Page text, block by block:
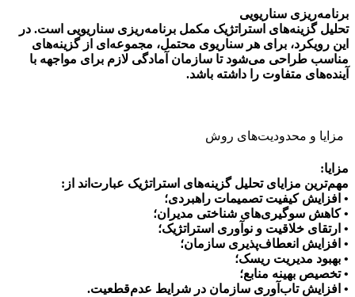
برنامه‌ریزی سناریویی
تحلیل گزینه‌های استراتژیک مکمل برنامه‌ریزی سناریویی است. در
این رویکرد، برای هر سناریوی محتمل، مجموعه‌ای از گزینه‌های
مناسب طراحی می‌شود تا سازمان آمادگی لازم برای مواجهه با
آینده‌های متفاوت را داشته باشد.
مزایا و محدودیت‌های روش
مزایا:
مهم‌ترین مزایای تحلیل گزینه‌های استراتژیک عبارت‌اند از:
• افزایش کیفیت تصمیمات راهبردی؛
• کاهش سوگیری‌های شناختی مدیران؛
• ارتقای خلاقیت و نوآوری استراتژیک؛
• افزایش انعطاف‌پذیری سازمان؛
• بهبود مدیریت ریسک؛
• تخصیص بهینه منابع؛
• افزایش تاب‌آوری سازمان در شرایط عدم‌قطعیت.